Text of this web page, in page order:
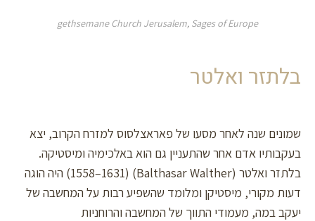
gethsemane Church Jerusalem, Sages of Europe
בלתזר ואלטר
שמונים שנה לאחר מסעו של פאראצלסוס למזרח הקרוב, יצא
בעקבותיו אדם אחר שהתעניין גם הוא באלכימיה ומיסטיקה.
בלתזר ואלטר (Balthasar Walther) (1558–1631) היה הוגה
דעות מקורי, מיסטיקן ומלומד שהשפיע רבות על המחשבה של
יעקב במה, מעמודי התווך של המחשבה והרוחניות